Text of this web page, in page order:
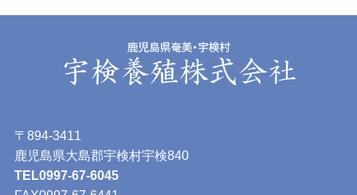
〒894-3411
鹿児島県大島郡宇検村宇検840
TEL0997-67-6045